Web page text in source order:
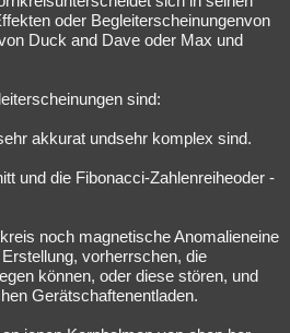
oder Begleiterscheinungenvon
Duck and Dave oder Max und
sind:
akkurat undsehr komplex sind.
und die Fibonacci-Zahlenreiheoder -
noch magnetische Anomalieneine
vorherrschen, die
können, oder diese stören, und
Gerätschaftenentladen.